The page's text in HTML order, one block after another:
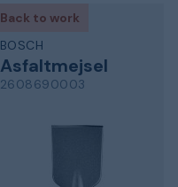
Back to work
BOSCH
Asfaltmejsel
2608690003